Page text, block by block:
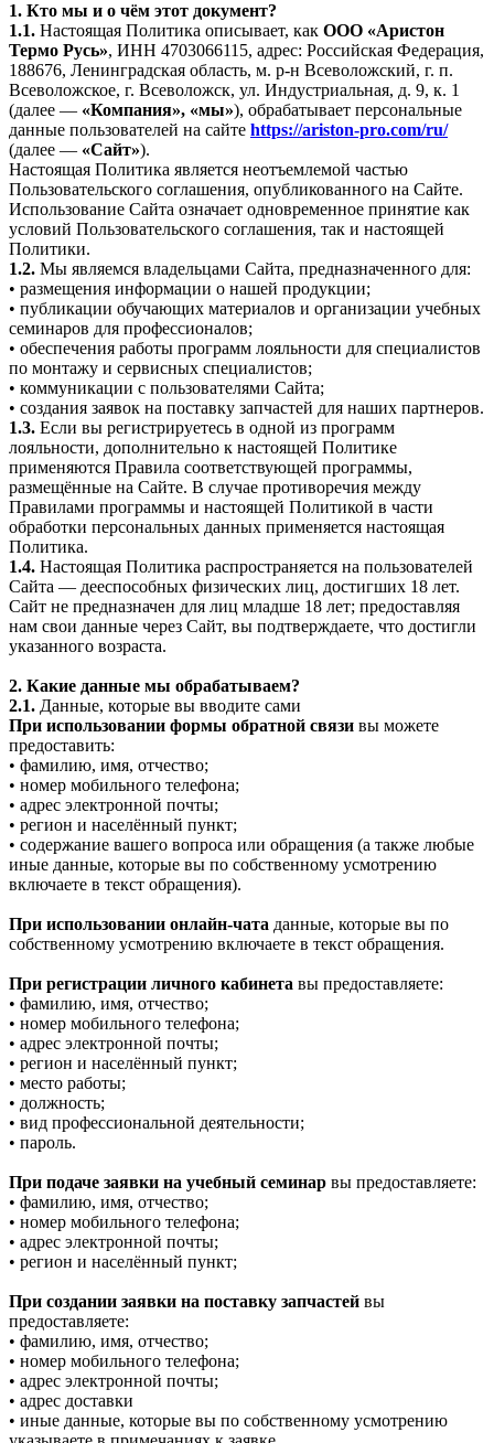
1. Кто мы и о чём этот документ?
1.1. Настоящая Политика описывает, как ООО «Аристон
Термо Русь», ИНН 4703066115, адрес: Российская Федерация,
188676, Ленинградская область, м. р-н Всеволожский, г. п.
Всеволожское, г. Всеволожск, ул. Индустриальная, д. 9, к. 1
(далее — «Компания», «мы»), обрабатывает персональные
данные пользователей на сайте https://ariston-pro.com/ru/
(далее — «Сайт»).
Настоящая Политика является неотъемлемой частью
Пользовательского соглашения, опубликованного на Сайте.
Использование Сайта означает одновременное принятие как
условий Пользовательского соглашения, так и настоящей
Политики.
1.2. Мы являемся владельцами Сайта, предназначенного для:
• размещения информации о нашей продукции;
• публикации обучающих материалов и организации учебных
семинаров для профессионалов;
• обеспечения работы программ лояльности для специалистов
по монтажу и сервисных специалистов;
• коммуникации с пользователями Сайта;
• создания заявок на поставку запчастей для наших партнеров.
1.3. Если вы регистрируетесь в одной из программ
лояльности, дополнительно к настоящей Политике
применяются Правила соответствующей программы,
размещённые на Сайте. В случае противоречия между
Правилами программы и настоящей Политикой в части
обработки персональных данных применяется настоящая
Политика.
1.4. Настоящая Политика распространяется на пользователей
Сайта — дееспособных физических лиц, достигших 18 лет.
Сайт не предназначен для лиц младше 18 лет; предоставляя
нам свои данные через Сайт, вы подтверждаете, что достигли
указанного возраста.
2. Какие данные мы обрабатываем?
2.1. Данные, которые вы вводите сами
При использовании формы обратной связи вы можете
предоставить:
• фамилию, имя, отчество;
• номер мобильного телефона;
• адрес электронной почты;
• регион и населённый пункт;
• содержание вашего вопроса или обращения (а также любые
иные данные, которые вы по собственному усмотрению
включаете в текст обращения).
При использовании онлайн-чата данные, которые вы по
собственному усмотрению включаете в текст обращения.
При регистрации личного кабинета вы предоставляете:
• фамилию, имя, отчество;
• номер мобильного телефона;
• адрес электронной почты;
• регион и населённый пункт;
• место работы;
• должность;
• вид профессиональной деятельности;
• пароль.
При подаче заявки на учебный семинар вы предоставляете:
• фамилию, имя, отчество;
• номер мобильного телефона;
• адрес электронной почты;
• регион и населённый пункт;
При создании заявки на поставку запчастей вы
предоставляете:
• фамилию, имя, отчество;
• номер мобильного телефона;
• адрес электронной почты;
• адрес доставки
• иные данные, которые вы по собственному усмотрению